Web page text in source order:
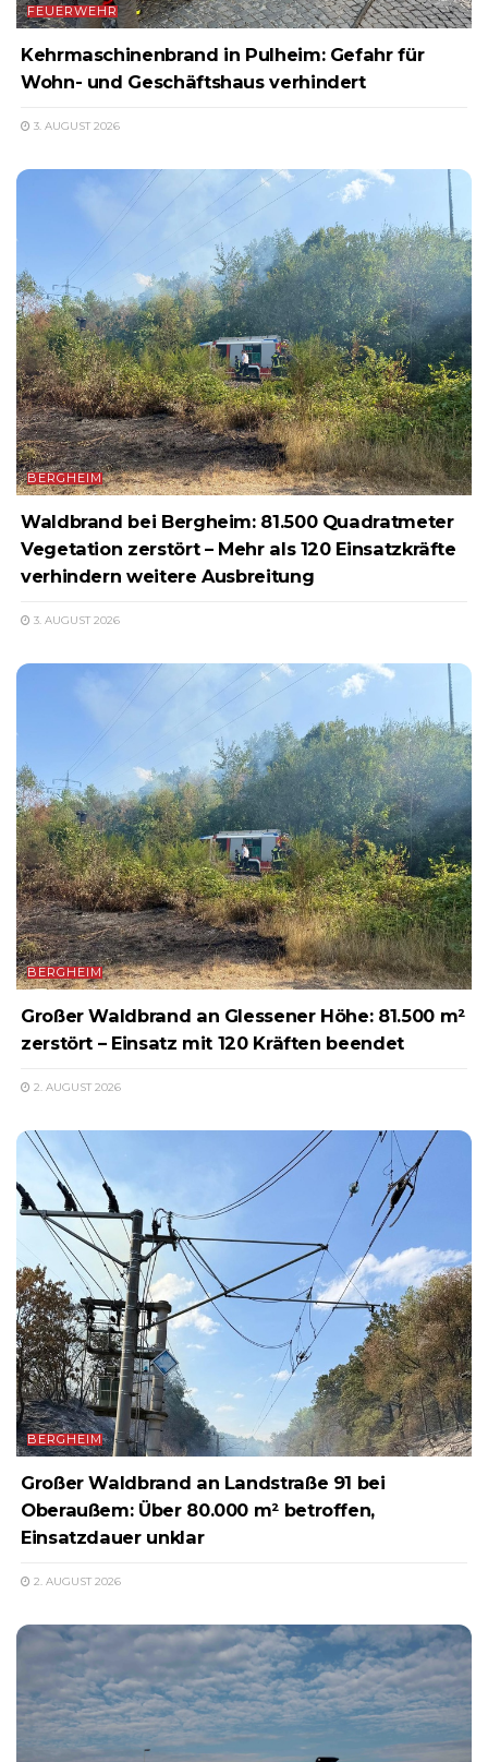
FEUERWEHR
Kehrmaschinenbrand in Pulheim: Gefahr für
Wohn- und Geschäftshaus verhindert
3. AUGUST 2026
BERGHEIM
Waldbrand bei Bergheim: 81.500 Quadratmeter
Vegetation zerstört – Mehr als 120 Einsatzkräfte
verhindern weitere Ausbreitung
3. AUGUST 2026
BERGHEIM
Großer Waldbrand an Glessener Höhe: 81.500 m²
zerstört – Einsatz mit 120 Kräften beendet
2. AUGUST 2026
BERGHEIM
Großer Waldbrand an Landstraße 91 bei
Oberaußem: Über 80.000 m² betroffen,
Einsatzdauer unklar
2. AUGUST 2026